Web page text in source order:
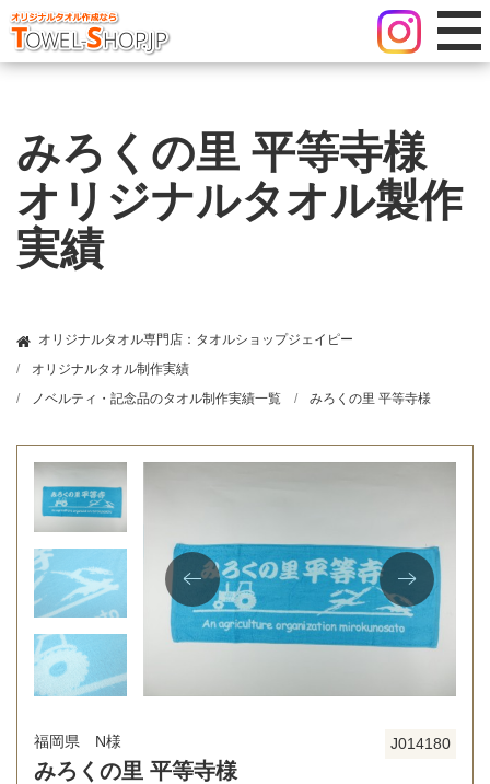
みろくの里 平等寺様
オリジナルタオル製作
実績
オリジナルタオル専門店：タオルショップジェイピー
オリジナルタオル制作実績
ノベルティ・記念品のタオル制作実績一覧
みろくの里 平等寺様
J014180
福岡県 N様
みろくの里 平等寺様